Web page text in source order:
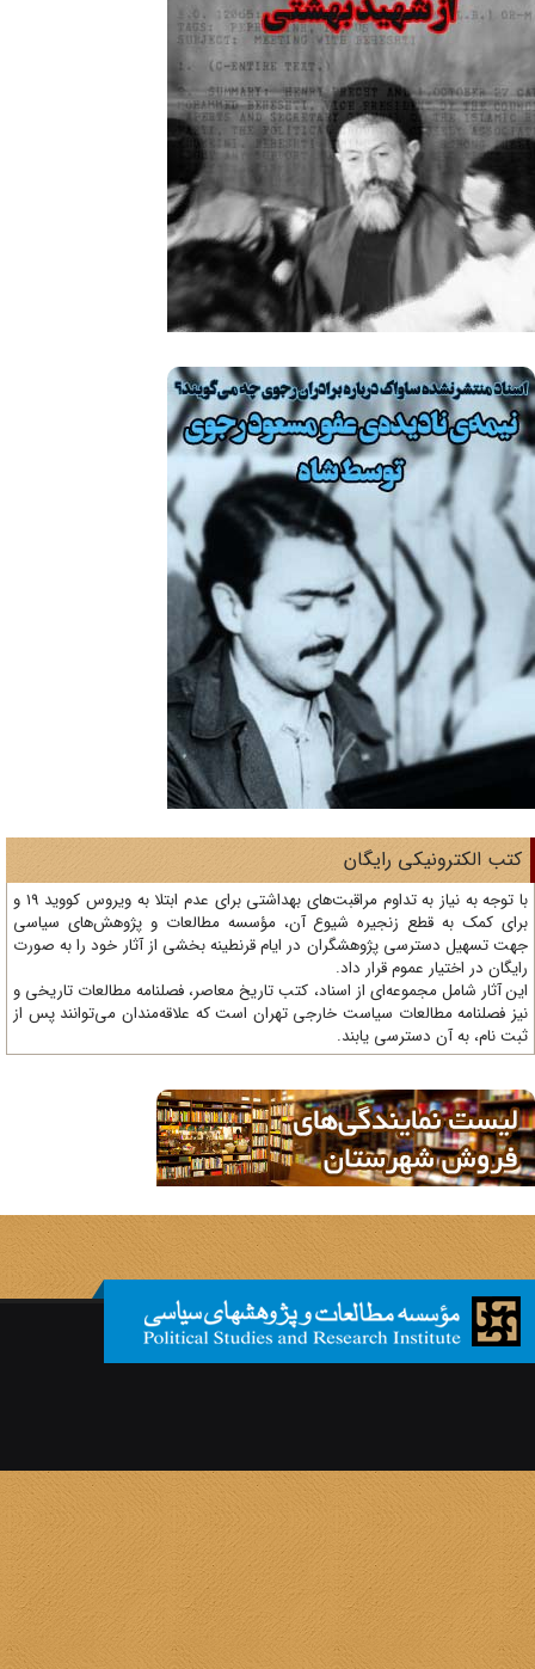
الکترونیکی رایگان
با توجه به نیاز به تداوم مراقبت‌های بهداشتی برای عدم ابتلا به ویروس کووید 19 و
کمک به قطع زنجیره شیوع آن، مؤسسه مطالعات و پژوهش‌های سیاسی
تسهیل دسترسی پژوهشگران در ایام قرنطینه بخشی از آثار خود را به صورت
در اختیار عموم قرار داد.
آثار شامل مجموعه‌ای از اسناد، کتب تاریخ معاصر، فصلنامه‌ مطالعات تاریخی و
فصلنامه مطالعات سیاست خارجی تهران است که علاقه‌مندان می‌توانند پس از
نام، به آن دسترسی یابند.